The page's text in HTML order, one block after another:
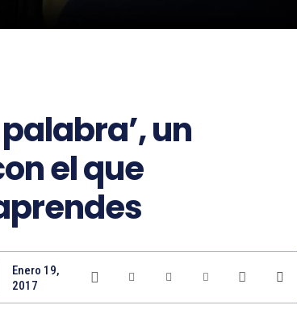
un
el que
Enero 19,
2017